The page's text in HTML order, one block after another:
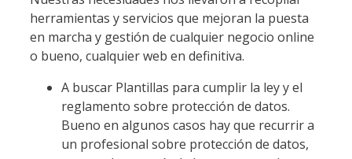
herramientas y servicios que mejoran la puesta
en marcha y gestión de cualquier negocio online
o bueno, cualquier web en definitiva.
A buscar Plantillas para cumplir la ley y el
reglamento sobre protección de datos.
Bueno en algunos casos hay que recurrir a
un profesional sobre protección de datos,